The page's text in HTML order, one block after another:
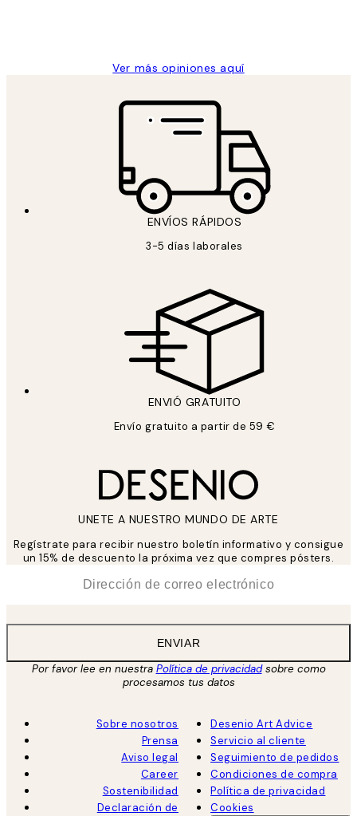
Ver más opiniones aquí
ENVÍOS RÁPIDOS
3-5 días laborales
ENVIÓ GRATUITO
Envío gratuito a partir de 59 €
UNETE A NUESTRO MUNDO DE ARTE
Regístrate para recibir nuestro boletín informativo y consigue
un 15% de descuento la próxima vez que compres pósters.
ENVIAR
Por favor lee en nuestra Política de privacidadsobre como
procesamos tus datos
Sobre nosotros
Prensa
Aviso legal
Career
Sostenibilidad
Declaración de
Desenio Art Advice
Servicio al cliente
Seguimiento de pedidos
Condiciones de compra
Política de privacidad
Cookies